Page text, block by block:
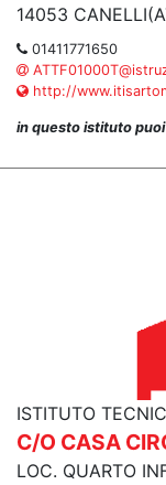
14053
01411771650
http://
in questo istituto
ISTITUTO
C/O CASA
LOC. QUARTO